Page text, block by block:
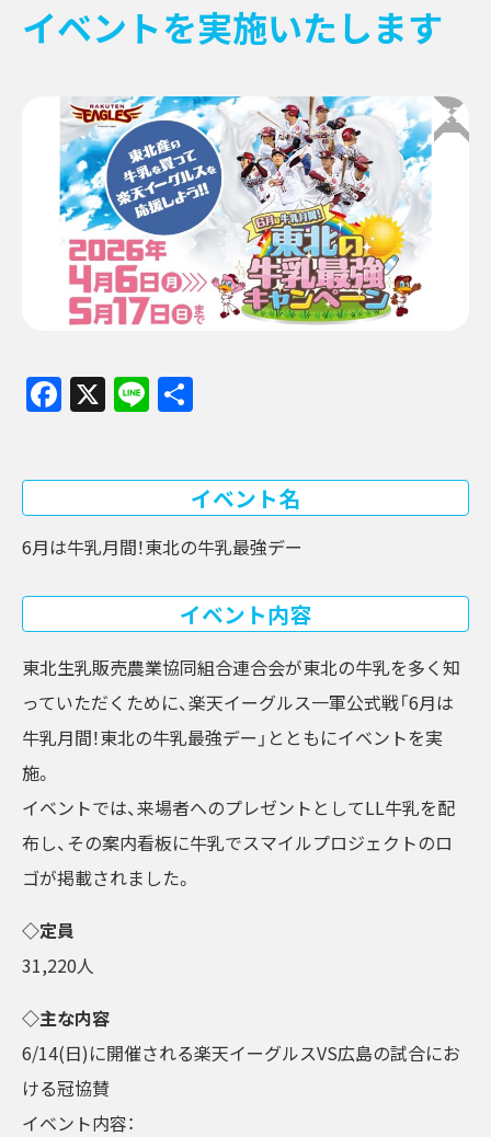
イベントを実施いたします
Facebook
X Line
イベント名
6月は牛乳月間！東北の牛乳最強デー
イベント内容
東北生乳販売農業協同組合連合会が東北の牛乳を多く知
っていただくために、楽天イーグルス一軍公式戦「6月は
牛乳月間！東北の牛乳最強デー」とともにイベントを実
施。
イベントでは、来場者へのプレゼントとしてLL牛乳を配
布し、その案内看板に牛乳でスマイルプロジェクトのロ
ゴが掲載されました。
◇定員
31,220人
◇主な内容
6/14(日)に開催される楽天イーグルスVS広島の試合にお
ける冠協賛
イベント内容：